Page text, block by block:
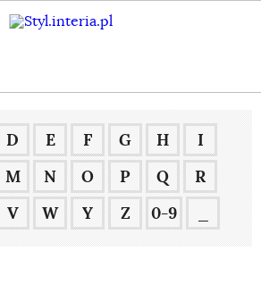
D E F G H
I
M N O P Q
R
V W Y Z 0-9